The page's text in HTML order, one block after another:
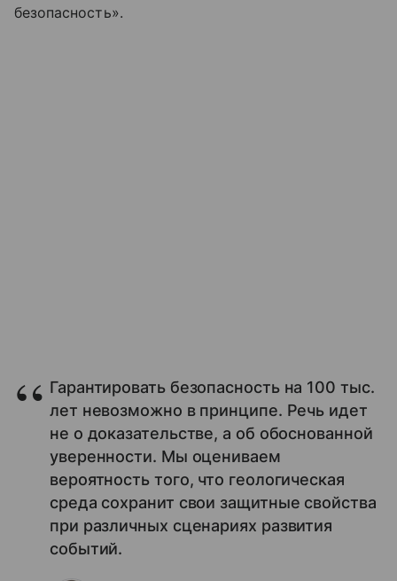
безопасность».
Гарантировать безопасность на 100 тыс.
лет невозможно в принципе. Речь идет
не о доказательстве, а об обоснованной
уверенности. Мы оцениваем
вероятность того, что геологическая
среда сохранит свои защитные свойства
при различных сценариях развития
событий.